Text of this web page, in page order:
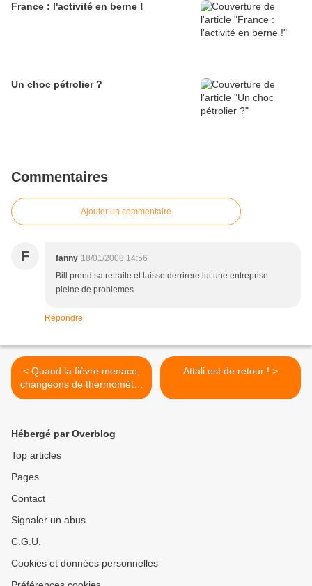
France : l'activité en berne !
Un choc pétrolier ?
Commentaires
Ajouter un commentaire
F fanny 18/01/2008 14:56
Bill prend sa retraite et laisse derrirere lui une entreprise
pleine de problemes
Répondre
< Quand la fièvre menace,
changeons de thermomètre
!
Attali est de retour ! >
Hébergé par Overblog
Top articles
Pages
Contact
Signaler un abus
C.G.U.
Cookies et données personnelles